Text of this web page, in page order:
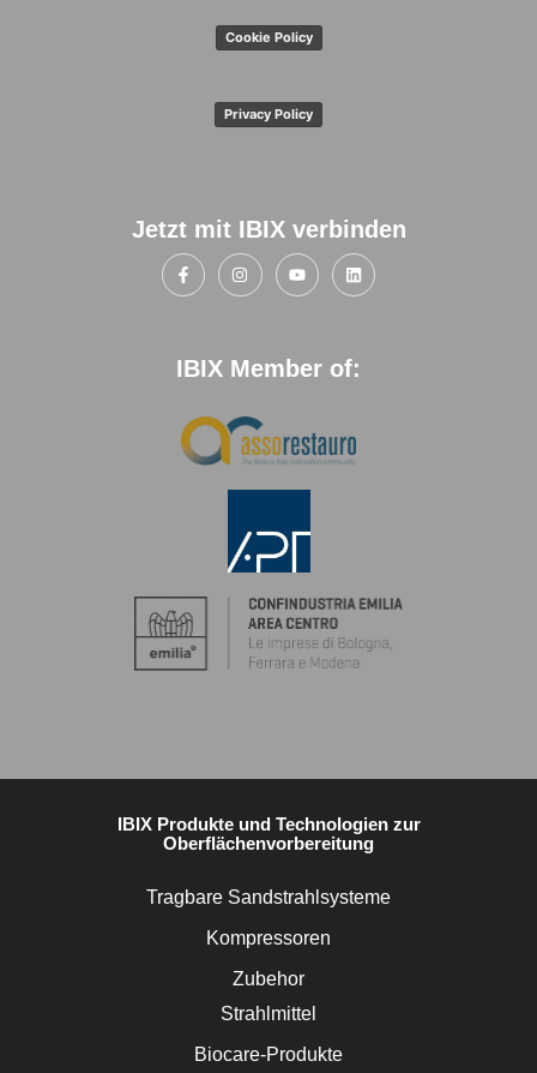
Cookie Policy
Privacy Policy
Jetzt mit IBIX verbinden
IBIX Member of:
IBIX Produkte und Technologien zur
Oberflächenvorbereitung
Tragbare Sandstrahlsysteme
Kompressoren
Zubehor
Strahlmittel
Biocare-Produkte